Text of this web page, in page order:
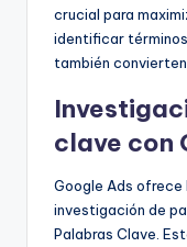
crucial para
identificar
también
clave con
Google Ads ofrece
investigación de
Palabras Clave.